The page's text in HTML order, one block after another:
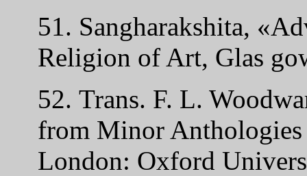
51. Sangharakshita,
Religion of Art, Glas
52. Trans. F. L.
from Minor
London: Oxford